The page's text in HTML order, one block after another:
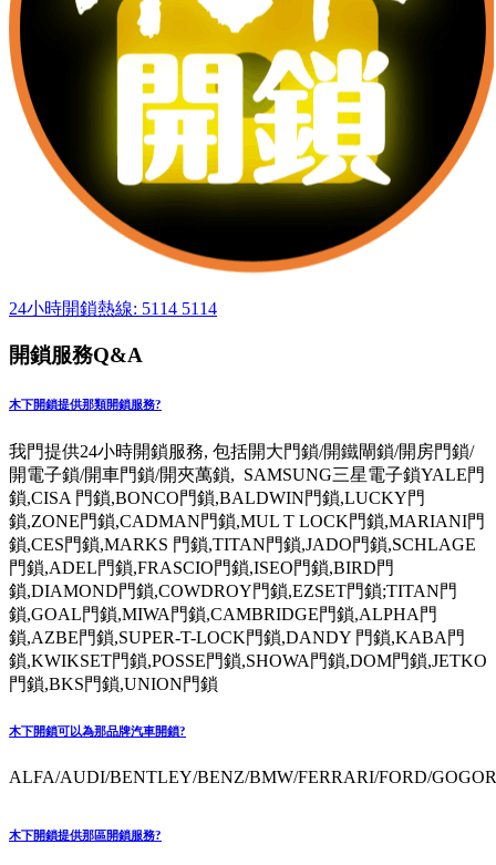
24小時開鎖熱線: 5114 5114
開鎖服務Q&A
木下開鎖提供那類開鎖服務?
我門提供24小時開鎖服務, 包括開大門鎖/開鐵閘鎖/開房門鎖/
開電子鎖/開車門鎖/開夾萬鎖, SAMSUNG三星電子鎖YALE門
鎖,CISA 門鎖,BONCO門鎖,BALDWIN門鎖,LUCKY門
鎖,ZONE門鎖,CADMAN門鎖,MUL T LOCK門鎖,MARIANI門
鎖,CES門鎖,MARKS 門鎖,TITAN門鎖,JADO門鎖,SCHLAGE
門鎖,ADEL門鎖,FRASCIO門鎖,ISEO門鎖,BIRD門
鎖,DIAMOND門鎖,COWDROY門鎖,EZSET門鎖;TITAN門
鎖,GOAL門鎖,MIWA門鎖,CAMBRIDGE門鎖,ALPHA門
鎖,AZBE門鎖,SUPER-T-LOCK門鎖,DANDY 門鎖,KABA門
鎖,KWIKSET門鎖,POSSE門鎖,SHOWA門鎖,DOM門鎖,JETKO
門鎖,BKS門鎖,UNION門鎖
木下開鎖可以為那品牌汽車開鎖?
ALFA/AUDI/BENTLEY/BENZ/BMW/FERRARI/FORD/
木下開鎖提供那區開鎖服務?